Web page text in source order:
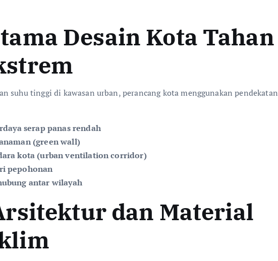
Desain Kota Tahan
suhu tinggi di kawasan urban, perancang kota menggunakan pendekatan
serap panas rendah
(green wall)
kota (urban ventilation corridor)
pepohonan
antar wilayah
dan Material